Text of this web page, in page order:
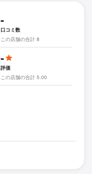
-
口コミ数
この店舗の合計 8
-
評価
この店舗の合計 5.00